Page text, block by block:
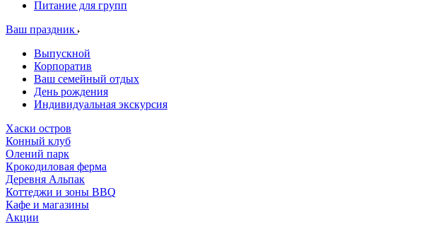
Питание для групп
Ваш праздник
Выпускной
Корпоратив
Ваш семейный отдых
День рождения
Индивидуальная экскурсия
Хаски остров
Конный клуб
Олений парк
Крокодиловая ферма
Деревня Альпак
Коттеджи и зоны BBQ
Кафе и магазины
Акции